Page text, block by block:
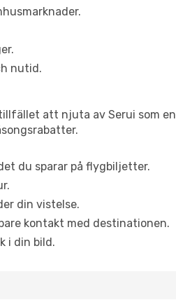
nutid.
att njuta av Serui som en
du sparar på flygbiljetter.
din vistelse.
kontakt med destinationen.
i din bild.